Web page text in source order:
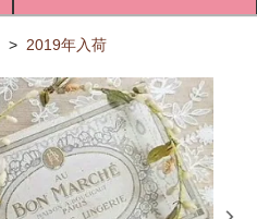
> 2019年入荷